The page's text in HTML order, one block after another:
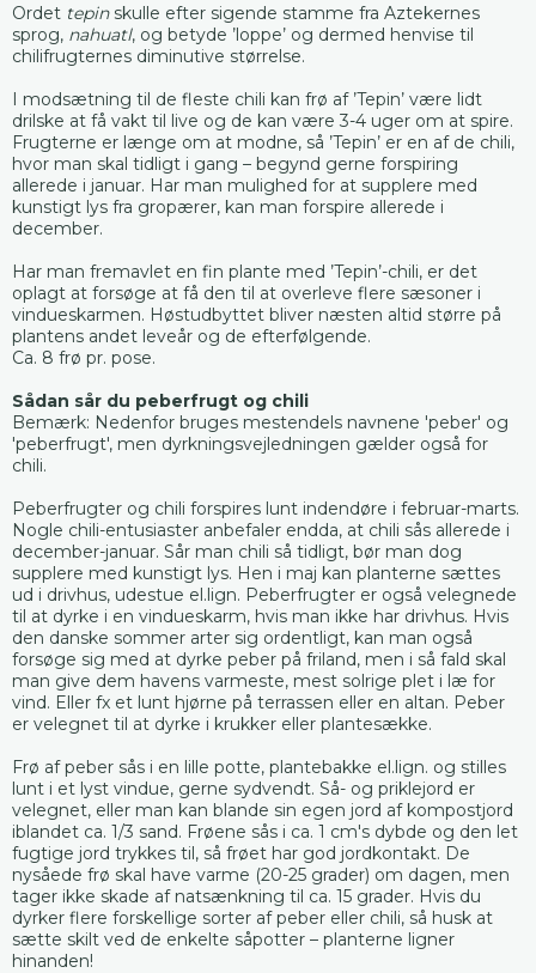
Ordet tepinskulle efter sigende stamme fra Aztekernes
sprog, nahuatl, og betyde ’loppe’ og dermed henvise til
chilifrugternes diminutive størrelse.
I modsætning til de fleste chili kan frø af ’Tepin’ være lidt
drilske at få vakt til live og de kan være 3-4 uger om at spire.
Frugterne er længe om at modne, så ’Tepin’ er en af de chili,
hvor man skal tidligt i gang – begynd gerne forspiring
allerede i januar. Har man mulighed for at supplere med
kunstigt lys fra gropærer, kan man forspire allerede i
december.
Har man fremavlet en fin plante med ’Tepin’-chili, er det
oplagt at forsøge at få den til at overleve flere sæsoner i
vindueskarmen. Høstudbyttet bliver næsten altid større på
plantens andet leveår og de efterfølgende.
Ca. 8 frø pr. pose.
Sådan sår du peberfrugt og chili
Bemærk: Nedenfor bruges mestendels navnene 'peber' og
'peberfrugt', men dyrkningsvejledningen gælder også for
chili.
Peberfrugter og chili forspires lunt indendøre i februar-marts.
Nogle chili-entusiaster anbefaler endda, at chili sås allerede i
december-januar. Sår man chili så tidligt, bør man dog
supplere med kunstigt lys. Hen i maj kan planterne sættes
ud i drivhus, udestue el.lign. Peberfrugter er også velegnede
til at dyrke i en vindueskarm, hvis man ikke har drivhus. Hvis
den danske sommer arter sig ordentligt, kan man også
forsøge sig med at dyrke peber på friland, men i så fald skal
man give dem havens varmeste, mest solrige plet i læ for
vind. Eller fx et lunt hjørne på terrassen eller en altan. Peber
er velegnet til at dyrke i krukker eller plantesække.
Frø af peber sås i en lille potte, plantebakke el.lign. og stilles
lunt i et lyst vindue, gerne sydvendt. Så- og priklejord er
velegnet, eller man kan blande sin egen jord af kompostjord
iblandet ca. 1/3 sand. Frøene sås i ca. 1 cm's dybde og den let
fugtige jord trykkes til, så frøet har god jordkontakt. De
nysåede frø skal have varme (20-25 grader) om dagen, men
tager ikke skade af natsænkning til ca. 15 grader. Hvis du
dyrker flere forskellige sorter af peber eller chili, så husk at
sætte skilt ved de enkelte såpotter – planterne ligner
hinanden!